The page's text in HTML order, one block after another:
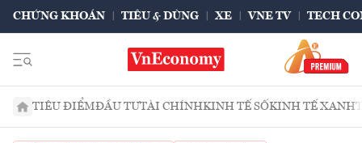
CHỨNG KHOÁN TIÊU & DÙNG XE VNE TV TECH
TIÊU ĐIỂMĐẦU TƯTÀI CHÍNHKINH TẾ SỐKINH TẾ XANH